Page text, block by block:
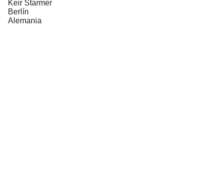
Keir Starmer
Berlín
Alemania